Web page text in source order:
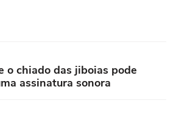
o chiado das jiboias pode
assinatura sonora